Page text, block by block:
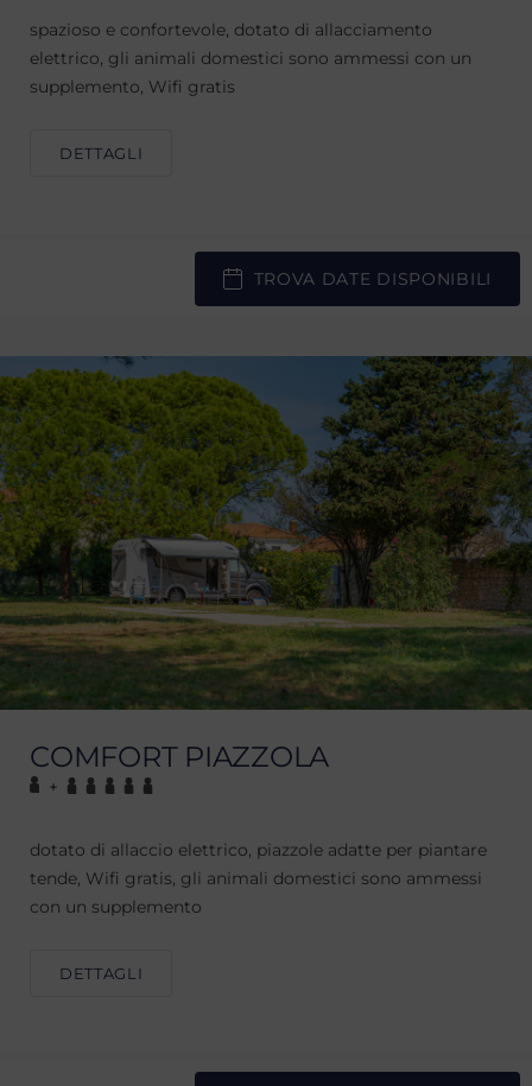
spazioso e confortevole, dotato di allacciamento
elettrico, gli animali domestici sono ammessi con un
supplemento, Wifi gratis
DETTAGLI
TROVA DATE DISPONIBILI
COMFORT PIAZZOLA
+
dotato di allaccio elettrico, piazzole adatte per piantare
tende, Wifi gratis, gli animali domestici sono ammessi
con un supplemento
DETTAGLI